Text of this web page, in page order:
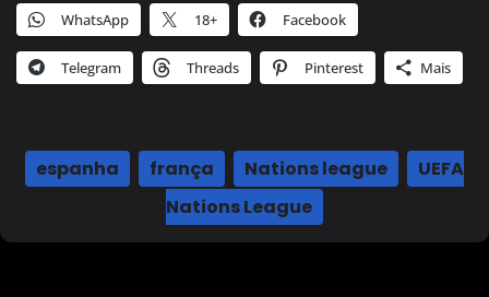
WhatsApp 18+ Facebook
Telegram Threads Pinterest Mais
espanha frança Nations league
UEFA
Nations League